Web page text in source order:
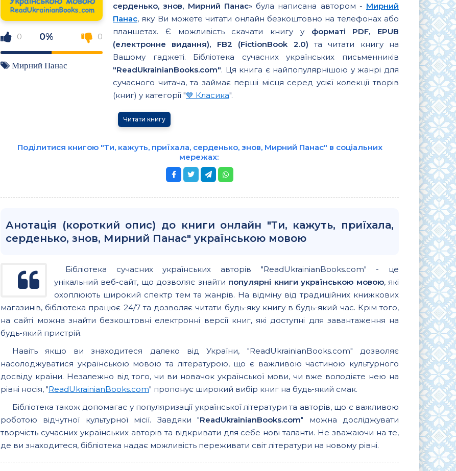
0 0% 0
Мирний Панас
серденько, знов, Мирний Панас» була написана автором - Мирний
Панас, яку Ви можете читати онлайн безкоштовно на телефонах або
планшетах. Є можливість скачати книгу у форматі PDF, EPUB
(електронне видання), FB2 (FictionBook 2.0) та читати книгу на
Вашому гаджеті. Бібліотека сучасних українських письменників
"ReadUkrainianBooks.com". Ця книга є найпопулярнішою у жанрі для
сучасного читача, та займає перші місця серед усієї колекції творів
(книг) у категорії "💙 Класика".
Читати книгу
Поділитися книгою "Ти, кажуть, приїхала, серденько, знов, Мирний Панас" в соціальних
мережах:
Анотація (короткий опис) до книги онлайн "Ти, кажуть, приїхала,
серденько, знов, Мирний Панас" українською мовою
Бібліотека сучасних українських авторів "ReadUkrainianBooks.com" - це
унікальний веб-сайт, що дозволяє знайти популярні книги українською мовою, які
охоплюють широкий спектр тем та жанрів. На відміну від традиційних книжкових
магазинів, бібліотека працює 24/7 та дозволяє читати будь-яку книгу в будь-який час. Крім того,
на сайті можна знайти безкоштовні електронні версії книг, які доступні для завантаження на
будь-який пристрій.
Навіть якщо ви знаходитеся далеко від України, "ReadUkrainianBooks.com" дозволяє
насолоджуватися українською мовою та літературою, що є важливою частиною культурного
досвіду країни. Незалежно від того, чи ви новачок української мови, чи вже володієте нею на
рівні носія, "ReadUkrainianBooks.com" пропонує широкий вибір книг на будь-який смак.
Бібліотека також допомагає у популяризації української літератури та авторів, що є важливою
роботою відчутної культурної місії. Завдяки "ReadUkrainianBooks.com" можна досліджувати
творчість сучасних українських авторів та відкривати для себе нові таланти. Не зважаючи на те,
де ви знаходитеся, бібліотека надає можливість переживати світ літератури на новому рівні.